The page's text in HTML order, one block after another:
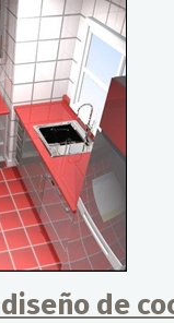
de